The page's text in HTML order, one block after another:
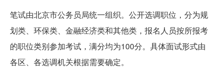
笔试由北京市公务员局统一组织。公开选调职位，分为规
划类、环保类、金融经济类和其他类，报名人员按所报考
的职位类别参加考试，满分均为100分。具体面试形式由
各区、各选调机关根据需要确定。